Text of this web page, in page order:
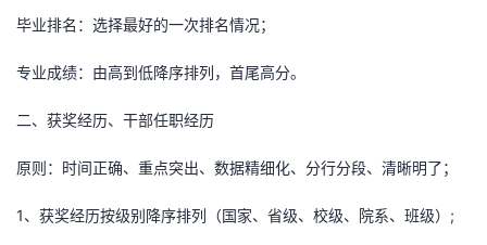
证
实
验
的
收
持
建
议
毕业排名：选择最好的一次排名情况；
专业成绩：由高到低降序排列，首尾高分。
二、获奖经历、干部任职经历
原则：时间正确、重点突出、数据精细化、分行分段、清晰明了；
1、获奖经历按级别降序排列（国家、省级、校级、院系、班级）;